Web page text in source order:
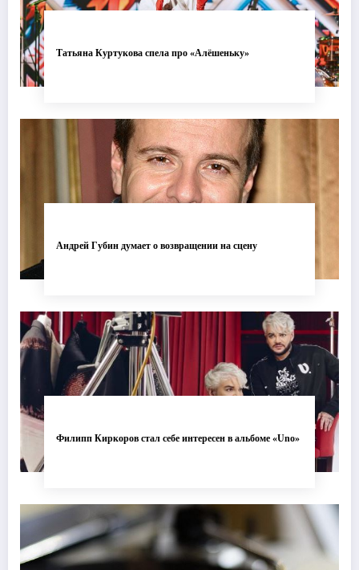
Татьяна Куртукова спела про «Алёшеньку»
Андрей Губин думает о возвращении на сцену
Филипп Киркоров стал себе интересен в альбоме «Uno»